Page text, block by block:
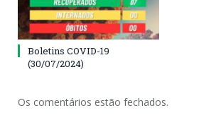
Boletins COVID-19
(30/07/2024)
Os comentários estão fechados.